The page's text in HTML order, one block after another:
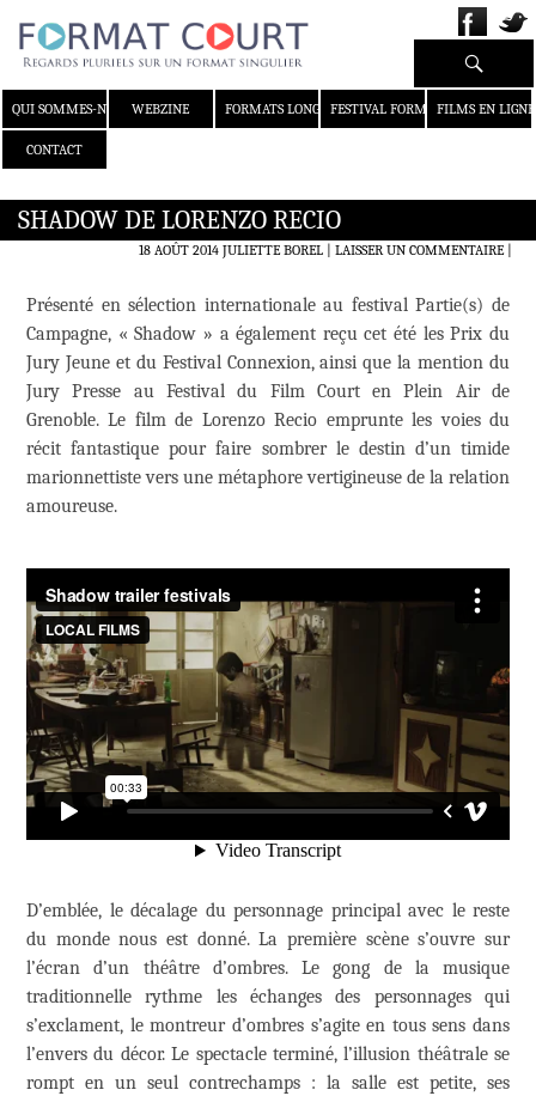
QUI SOMMES-NOUS ?WEBZINE FORMATS LONGS FESTIVAL FORMAT COURT
FILMS EN LIGNE
CONTACT
Recherche
SHADOW DE LORENZO RECIO
18 AOÛT 2014 JULIETTE BOREL LAISSER UN COMMENTAIRE|
Présenté en sélection internationale au festival Partie(s) de
Campagne, « Shadow » a également reçu cet été les Prix du
Jury Jeune et du Festival Connexion, ainsi que la mention du
Jury Presse au Festival du Film Court en Plein Air de
Grenoble. Le film de Lorenzo Recio emprunte les voies du
récit fantastique pour faire sombrer le destin d’un timide
marionnettiste vers une métaphore vertigineuse de la relation
amoureuse.
D’emblée, le décalage du personnage principal avec le reste
du monde nous est donné. La première scène s’ouvre sur
l’écran d’un théâtre d’ombres. Le gong de la musique
traditionnelle rythme les échanges des personnages qui
s’exclament, le montreur d’ombres s’agite en tous sens dans
l’envers du décor. Le spectacle terminé, l’illusion théâtrale se
rompt en un seul contrechamps : la salle est petite, ses